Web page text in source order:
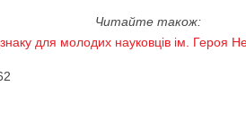
Читайте також:
для молодих науковців ім. Героя